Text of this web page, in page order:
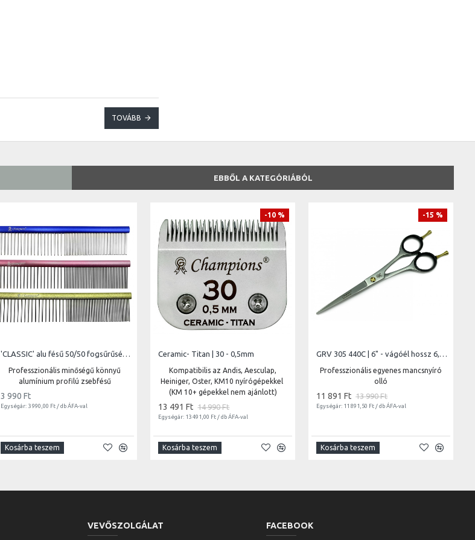
TOVÁBB
EBBŐL A KATEGÓRIÁBÓL
'CLASSIC' alu fésű 50/50 fogsűrűség, ovális profil, hossz 11,8 cm, foghosszúság 2 cm
Professzionális minőségű könnyű
alumínium profilú zsebfésű
3 990 Ft
Egységár: 3 990,00 Ft / db ÁFA-val
Kosárba teszem
-10 %
Ceramic- Titan | 30 - 0,5mm
Kompatibilis az Andis, Aesculap,
Heiniger, Oster, KM10 nyírógépekkel
(KM 10+ gépekkel nem ajánlott)
13 491 Ft 14 990 Ft
Egységár: 13 491,00 Ft / db ÁFA-val
Kosárba teszem
-15 %
GRV 305 440C | 6" - vágóél hossz 6,5 cm - teljes hossz 15 cm
Professzionális egyenes mancsnyíró
olló
11 891 Ft 13 990 Ft
Egységár: 11 891,50 Ft / db ÁFA-val
Kosárba teszem
VEVŐSZOLGÁLAT FACEBOOK